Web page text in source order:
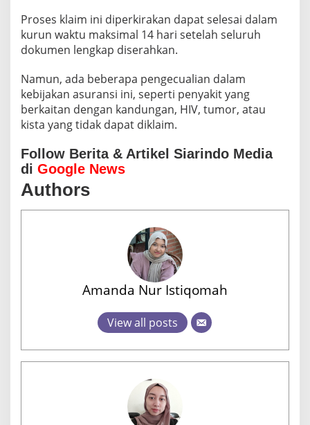
Proses klaim ini diperkirakan dapat selesai dalam
kurun waktu maksimal 14 hari setelah seluruh
dokumen lengkap diserahkan.
Namun, ada beberapa pengecualian dalam
kebijakan asuransi ini, seperti penyakit yang
berkaitan dengan kandungan, HIV, tumor, atau
kista yang tidak dapat diklaim.
Follow Berita & Artikel Siarindo Media
di Google News
Authors
Amanda Nur Istiqomah
View all posts